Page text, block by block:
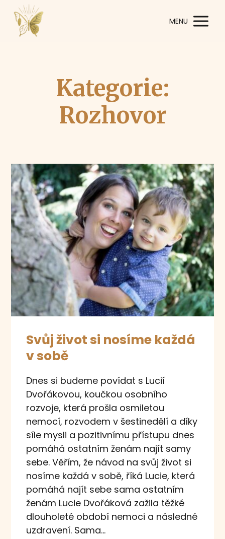
MENU
Kategorie:
Rozhovor
Svůj život si nosíme každá
v sobě
Dnes si budeme povídat s Lucií
Dvořákovou, koučkou osobního
rozvoje, která prošla osmiletou
nemocí, rozvodem v šestinedělí a díky
síle mysli a pozitivnímu přístupu dnes
pomáhá ostatním ženám najít samy
sebe. Věřím, že návod na svůj život si
nosíme každá v sobě, říká Lucie, která
pomáhá najít sebe sama ostatním
ženám Lucie Dvořáková zažila těžké
dlouholeté období nemoci a následné
uzdravení. Sama...